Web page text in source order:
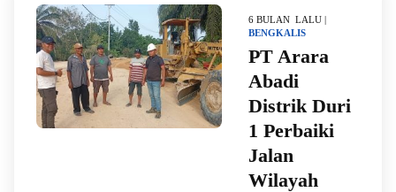
6 BULAN LALU |
BENGKALIS
PT Arara
Abadi
Distrik Duri
1 Perbaiki
Jalan
Wilayah